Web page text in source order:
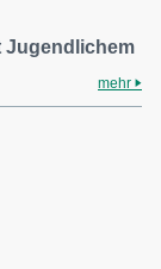
Jugendlichem
mehr